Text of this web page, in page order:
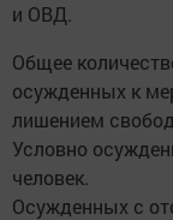
и ОВД.
Общее
осужденных к
лишением
Условно
человек.
Осужденных с